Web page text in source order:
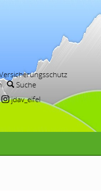
Suche
jdav_eifel